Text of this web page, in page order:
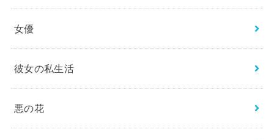
女優
彼女の私生活
悪の花